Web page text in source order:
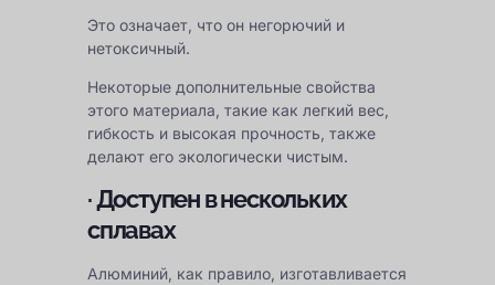
Это означает, что он негорючий и
нетоксичный.
Некоторые дополнительные свойства
этого материала, такие как легкий вес,
гибкость и высокая прочность, также
делают его экологически чистым.
· Доступен в нескольких
сплавах
Алюминий, как правило, изготавливается